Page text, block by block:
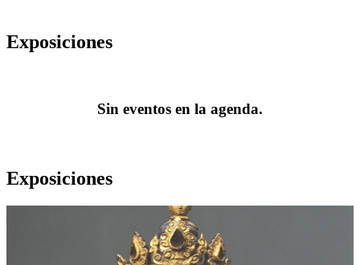
Exposiciones
Sin eventos en la agenda.
Exposiciones